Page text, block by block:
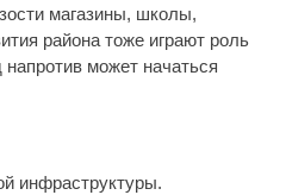
магазины, школы,
района тоже играют роль
напротив может начаться
инфраструктуры.